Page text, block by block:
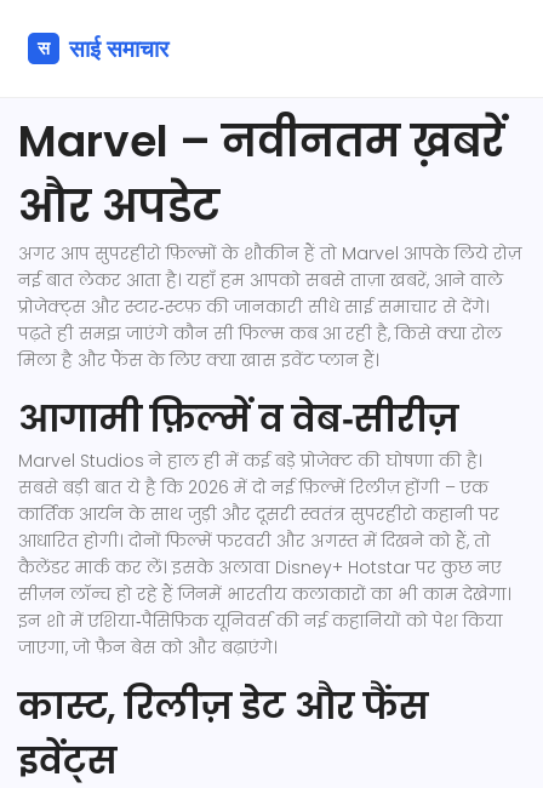
Marvel – नवीनतम ख़बरें
और अपडेट
अगर आप सुपरहीरो फ़िल्मों के शौकीन हैं तो Marvel आपके लिये रोज़
नई बात लेकर आता है। यहाँ हम आपको सबसे ताज़ा खबरें, आने वाले
प्रोजेक्ट्स और स्टार‑स्टफ़ की जानकारी सीधे साई समाचार से देंगे।
पढ़ते ही समझ जाएंगे कौन सी फिल्म कब आ रही है, किसे क्या रोल
मिला है और फैंस के लिए क्या खास इवेंट प्लान हैं।
आगामी फ़िल्में व वेब‑सीरीज़
Marvel Studios ने हाल ही में कई बड़े प्रोजेक्ट की घोषणा की है।
सबसे बड़ी बात ये है कि 2026 में दो नई फ़िल्में रिलीज़ होंगी – एक
कार्तिक आर्यन के साथ जुड़ी और दूसरी स्वतंत्र सुपरहीरो कहानी पर
आधारित होगी। दोनों फिल्में फरवरी और अगस्त में दिखने को हैं, तो
कैलेंडर मार्क कर लें। इसके अलावा Disney+ Hotstar पर कुछ नए
सीज़न लॉन्च हो रहे हैं जिनमें भारतीय कलाकारों का भी काम देखेगा।
इन शो में एशिया‑पैसिफ़िक यूनिवर्स की नई कहानियों को पेश किया
जाएगा, जो फ़ैन बेस को और बढ़ाएंगे।
कास्ट, रिलीज़ डेट और फैंस
इवेंट्स